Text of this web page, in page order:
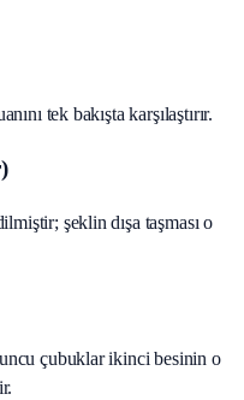
tek bakışta karşılaştırır.
şeklin dışa taşması o
çubuklar ikinci besinin o